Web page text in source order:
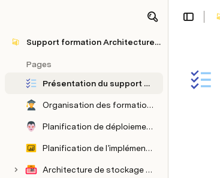
Support formation Architecture Power BI
Pages
Présentation du support Architecture Power BI
Organisation des formations Power BI
Planification de déploiement [WiP]
Planification de l’implémentation de Power BI
Architecture de stockage & connexion